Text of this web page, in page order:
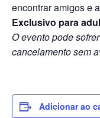
encontrar amigos e
Exclusivo para
O evento pode
cancelamento sem
Adicionar ao